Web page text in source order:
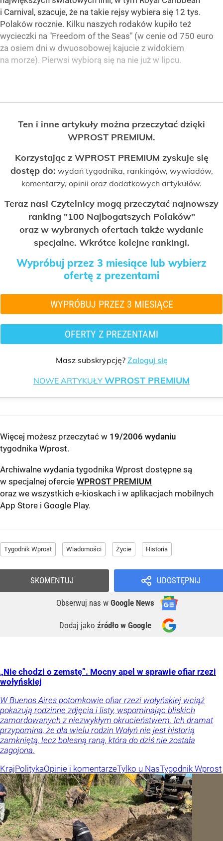
i Carnival, szacuje, że na takie rejsy wybiera się 12 tys.
Polaków rocznie. Kilku naszych rodaków kupiło też
wycieczki na "Freedom of the Seas" (w cenie od 750 euro
za osiem dni w dwuosobowej kajucie z widokiem
na morze). Pierwsi wybiorą się na nie już w lipcu.
Ten i inne artykuły można przeczytać dzięki
WPROST PREMIUM.
Korzystając z WPROST PREMIUM zyskuje się
dostęp do: wydań tygodnika, rankingów, wywiadów,
komentarzy, opinii oraz dodatkowych artykułów.
Teraz nasi Czytelnicy mogą przeczytać najnowszy
ranking "100 Najbogatszych Polaków"
oraz w wybranych ofertach także wydanie
specjalne. Wkrótce kolejne rankingi.
Wypróbuj przez 3 miesiące lub wybierz
ofertę z prezentami
WYPRÓBUJ PRZEZ 3 MIESIĄCE
OFERTY Z PREZENTAMI
Masz subskrypcję? Zaloguj się
NOWE ARTYKUŁY WPROST PREMIUM
Więcej możesz przeczytać w 19/2006 wydaniu
tygodnika Wprost.
Archiwalne wydania tygodnika Wprost dostępne są
w specjalnej ofercie WPROST PREMIUM
oraz we wszystkich e-kioskach i w aplikacjach mobilnych
App Store i Google Play.
Tygodnik Wprost Wiadomości Życie Historia
UDOSTĘPNIJ
Obserwuj nas w Google News
Dodaj jako źródło w Google
SKOMENTUJ
„Nie chodzi o zemstę”. Mocny apel w sprawie ofiar rzezi
wołyńskiej
W Buenos Aires potomkowie ofiar rzezi wołyńskiej wciąż
pokazują rodzinne zdjęcia i listy, wspominając bliskich
zamordowanych z niezwykłym okrucieństwem. Ich dramat
przypomina, że dla wielu rodzin Wołyń nie jest historią
zamkniętą, lecz bolesną raną, która do dziś nie została
zagojona.
KrajPolitykaOpinie i komentarzeTylko u NasTygodnik Wprost